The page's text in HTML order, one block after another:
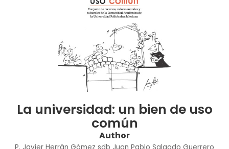
La universidad: un bien de uso
común
Author